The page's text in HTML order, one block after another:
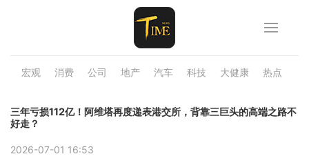
宏观 消费 公司 地产 汽车 科技 大健康 热点
三年亏损112亿！阿维塔再度递表港交所，背靠三巨头的高端之路不
好走？
2026-07-01 16:53